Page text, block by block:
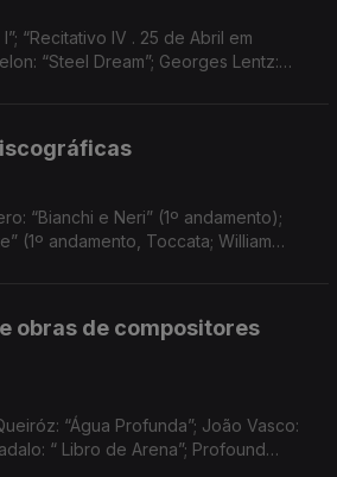
“Recitativo IV . 25 de Abril em
“Steel Dream”; Georges Lentz:
“Bianchi e Neri” (1º andamento);
(1º andamento, Toccata; William
obras de compositores
“Água Profunda”; João Vasco:
“ Libro de Arena”; Profound